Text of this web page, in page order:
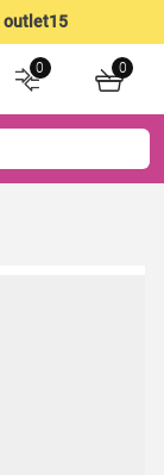
outlet15
0 0